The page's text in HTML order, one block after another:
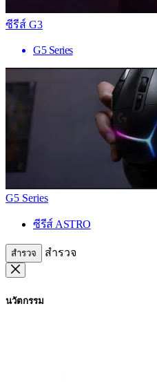
ซีรีส์ G3
G5 Series
G5 Series
ซีรีส์ ASTRO
สำรวจ สำรวจ
นวัตกรรม